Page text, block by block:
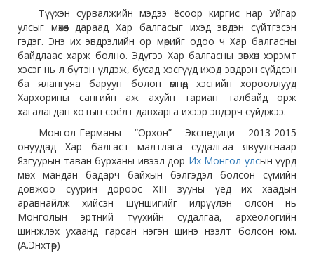
Түүхэн сурвалжийн мэдээ ёсоор киргис нар Уйгар
улсыг мөхөөн дараад Хар балгасыг ихэд эвдэн сүйтгэсэн
гэдэг. Энэ их эвдрэлийн ор мөрийг одоо ч Хар балгасны
байдлаас харж болно. Эдүгээ Хар балгасны зөвхөн хэрэмт
хэсэг нь л бүтэн үлдэж, бусад хэсгүүд ихэд эвдрэн сүйдсэн
ба ялангуяа баруун болон өмнөд хэсгийн хорооллууд
Хархорины сангийн аж ахуйн тариан талбайд орж
хагалагдан хотын соёлт давхарга ихээр эвдэрч сүйджээ.
Монгол-Германы “Орхон” Экспедици 2013-2015
онуудад Хар балгаст малтлага судалгаа явуулснаар
Язгуурын таван бурханы ивээл дор Их Монгол улсын үүрд
мөнх мандан бадарч байхын бэлгэдэл болсон сүмийн
довжоо суурин дороос XIII зууны үед их хаадын
аравнайлж хийсэн шүншигийг илрүүлэн олсон нь
Монголын эртний түүхийн судалгаа, археологийн
шинжлэх ухаанд гарсан нэгэн шинэ нээлт болсон юм.
(А.Энхтөр)